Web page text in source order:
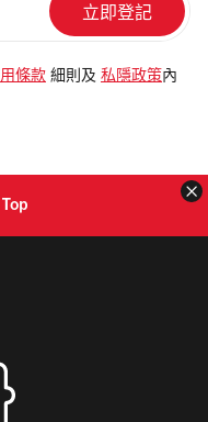
條款 細則及 私隱政策 內